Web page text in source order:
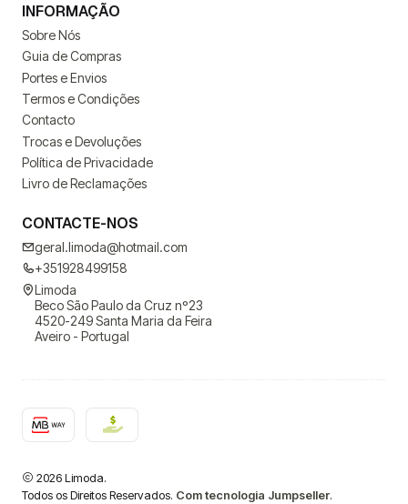
INFORMAÇÃO
Sobre Nós
Guia de Compras
Portes e Envios
Termos e Condições
Contacto
Trocas e Devoluções
Política de Privacidade
Livro de Reclamações
CONTACTE-NOS
geral.limoda@hotmail.com
+351928499158
Limoda
Beco São Paulo da Cruz nº23
4520-249 Santa Maria da Feira
Aveiro - Portugal
2026 Limoda.
Todos os Direitos Reservados. Com tecnologia Jumpseller.